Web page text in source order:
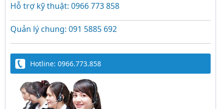
Hỗ trợ kỹ thuật: 0966 773 858
Quản lý chung: 091 5885 692
Hotline: 0966.773.858